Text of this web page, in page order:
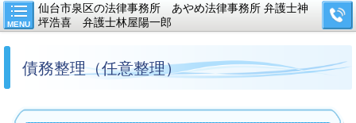
MENU
仙台市泉区の法律事務所 あやめ法律事務所 弁護士神
坪浩喜 弁護士林屋陽一郎
債務整理（任意整理）